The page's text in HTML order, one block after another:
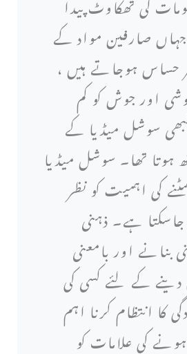
صارفین مواد کے
حساس ہوجاتے ہیں ،
اور جوش کو کم
سوشل میڈیا کے
ہوتا تھا۔ سوشل میڈیا
کی اہمیت کو نظر
جاسکتا ہے۔ ذہنی
بنانے اور بامعنی
دینے کے لئے کسی کی
کا انتظام کرنا اہم
کی علامات کو